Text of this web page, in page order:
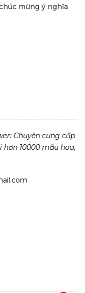
mừng ý nghĩa
Chuyên cung cấp
10000 mẫu hoa,